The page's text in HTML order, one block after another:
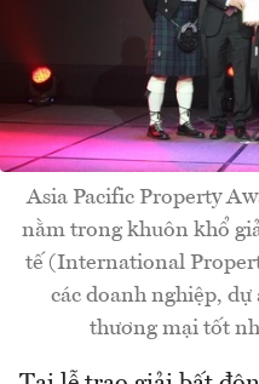
Asia Pacific Property
nằm trong khuôn khổ
tế (International
các doanh nghiệp, dự
thương mại tốt